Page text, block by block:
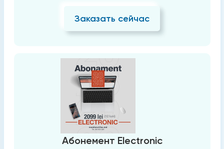
Заказать сейчас
Абонемент Electronic